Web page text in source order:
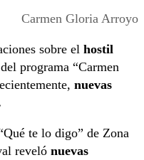
Carmen Gloria Arroyo
sobre el hostil
programa “Carmen
nuevas
te lo digo” de Zona
reveló nuevas